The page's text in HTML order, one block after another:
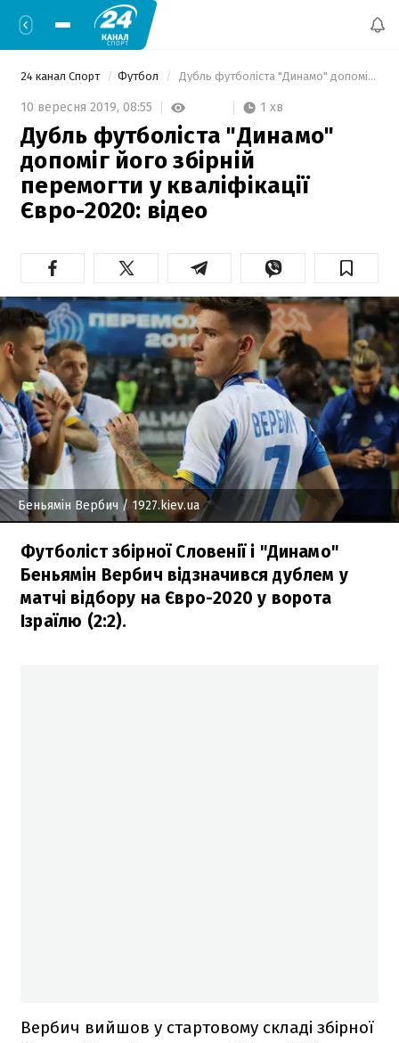
24 канал Спорт Футбол Дубль футболіста "Динамо" допоміг його збірній перемогти у кваліфікації Євро-2020: відео
10 вересня 2019, 08:55 1 хв
Дубль футболіста "Динамо"
допоміг його збірній
перемогти у кваліфікації
Євро-2020: відео
Беньямін Вербич / 1927.kiev.ua
Футболіст збірної Словенії і "Динамо"
Беньямін Вербич відзначився дублем у
матчі відбору на Євро-2020 у ворота
Ізраїлю (2:2).
Вербич вийшов у стартовому складі збірної